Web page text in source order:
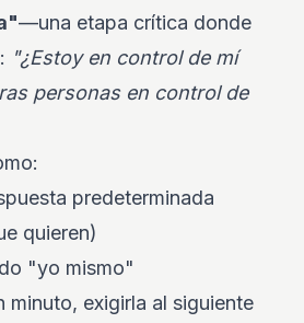
—una etapa crítica donde
"¿Estoy en control de mí
personas en control de
predeterminada
quieren)
"yo mismo"
minuto, exigirla al siguiente